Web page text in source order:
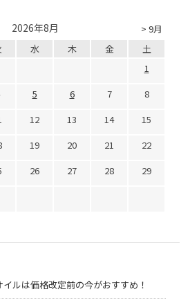
> 9月
2026年8月
水 木 金
土
1
5 6 7
8
12 13 14
15
19 20 21
22
26 27 28
29
ルは価格改定前の今がおすすめ！